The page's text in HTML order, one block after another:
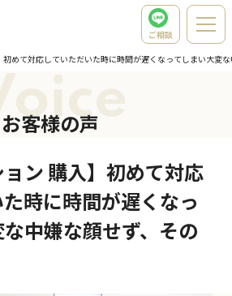
ご相談
初めて対応していただいた時に時間が遅くなってしまい大変
Voice
お客様の声
ョン 購入】初めて対応
時に時間が遅くなっ
中嫌な顔せず、その